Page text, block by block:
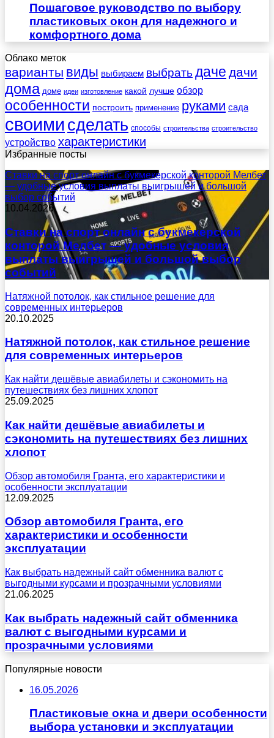
Пошаговое руководство по выбору
пластиковых окон для надежного и
комфортного дома
Облако меток
варианты виды выбираем выбрать даче дачи
дома доме идеи изготовление какой лучше обзор
особенности построить применение руками сада
своими сделать способы строительства строительство
устройство характеристики
Избранные посты
Ставки на спорт онлайн с букмекерской конторой Мелбет
— удобные условия выплаты выигрышей и большой
выбор событий
10.04.2026
Ставки на спорт онлайн с букмекерской
конторой Мелбет — удобные условия
выплаты выигрышей и большой выбор
событий
Натяжной потолок, как стильное решение для
современных интерьеров
20.10.2025
Натяжной потолок, как стильное решение
для современных интерьеров
Как найти дешёвые авиабилеты и сэкономить на
путешествиях без лишних хлопот
25.09.2025
Как найти дешёвые авиабилеты и
сэкономить на путешествиях без лишних
хлопот
Обзор автомобиля Гранта, его характеристики и
особенности эксплуатации
12.09.2025
Обзор автомобиля Гранта, его
характеристики и особенности
эксплуатации
Как выбрать надежный сайт обменника валют с
выгодными курсами и прозрачными условиями
21.06.2025
Как выбрать надежный сайт обменника
валют с выгодными курсами и
прозрачными условиями
Популярные новости
16.05.2026
Пластиковые окна и двери особенности
выбора установки и эксплуатации